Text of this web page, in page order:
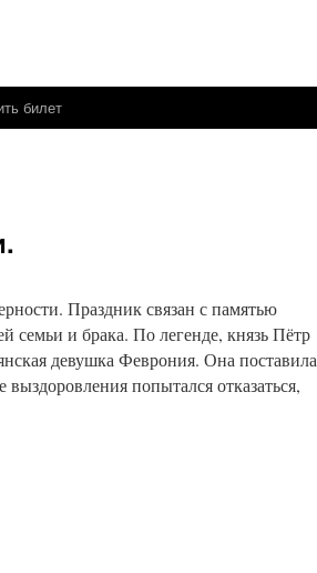
билет
Праздник связан с памятью
и брака. По легенде, князь Пётр
девушка Феврония. Она поставила
попытался отказаться,